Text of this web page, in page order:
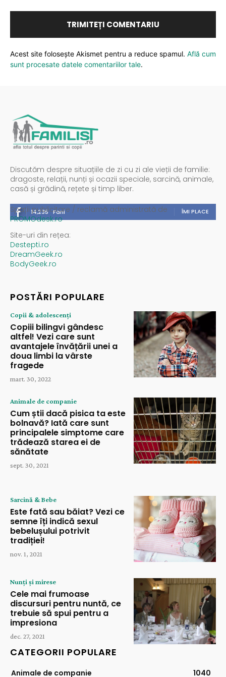
Acest site folosește Akismet pentru a reduce spamul. Află cum
sunt procesate datele comentariilor tale.
Discutăm despre situațiile de zi cu zi ale vieții de familie:
dragoste, relații, nunți și ocazii speciale, sarcină, animale,
casă și grădină, rețete și timp liber.
14,235 Fani ÎMI PLACE
Spații publicitare / reclamă administrată de
PROMOdesk.ro
Site-uri din rețea:
Destepti.ro
DreamGeek.ro
BodyGeek.ro
POSTĂRI POPULARE
Copii & adolescenți
Copiii bilingvi gândesc
altfel! Vezi care sunt
avantajele învățării unei a
doua limbi la vârste
fragede
mart. 30, 2022
Animale de companie
Cum știi dacă pisica ta este
bolnavă? Iată care sunt
principalele simptome care
trădează starea ei de
sănătate
sept. 30, 2021
Sarcină & Bebe
Este fată sau băiat? Vezi ce
semne îți indică sexul
bebelușului potrivit
tradiției!
nov. 1, 2021
Nunți și mirese
Cele mai frumoase
discursuri pentru nuntă, ce
trebuie să spui pentru a
impresiona
dec. 27, 2021
CATEGORII POPULARE
Animale de companie 1040